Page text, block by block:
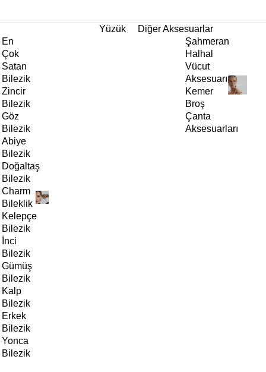
En
Çok
Satan
Bilezik
Zincir
Bilezik
Göz
Bilezik
Abiye
Bilezik
Doğaltaş
Bilezik
Charm
Bileklik
Kelepçe
Bilezik
İnci
Bilezik
Gümüş
Bilezik
Kalp
Bilezik
Erkek
Bilezik
Yonca
Bilezik
Yüzük
Diğer Aksesuarlar
Şahmeran
Halhal
Vücut
Aksesuarı
Kemer
Broş
Çanta
Aksesuarları